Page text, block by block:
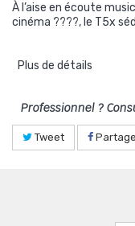
À l’aise en écoute
cinéma ????, le T5x
Plus de détails
Professionnel ?
Tweet